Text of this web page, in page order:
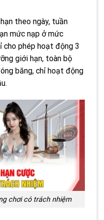
theo ngày, tuần
mức nạp ở mức
cho phép hoạt động 3
giới hạn, toàn bộ
băng, chỉ hoạt động
chơi có trách nhiệm